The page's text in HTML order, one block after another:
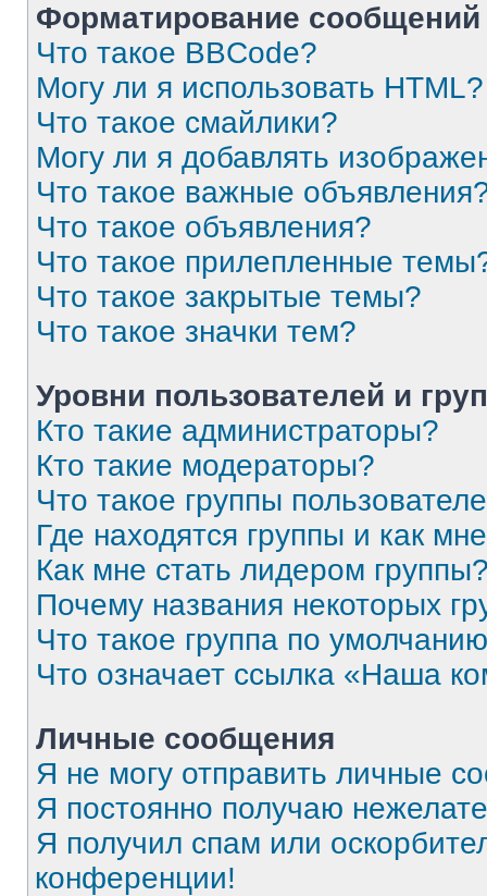
Форматирование
Что такое BBCode?
Могу ли я использовать HTML?
Что такое смайлики?
Могу ли я добавлять
Что такое важные
Что такое объявления?
Что такое прилепленные
Что такое закрытые темы?
Что такое значки тем?
Уровни пользователей и
Кто такие администраторы?
Кто такие модераторы?
Что такое группы
Где находятся группы и как
Как мне стать лидером
Почему названия некоторых
Что такое группа по
Что означает ссылка «Наша
Личные сообщения
Я не могу отправить личные
Я постоянно получаю
Я получил спам или
конференции!